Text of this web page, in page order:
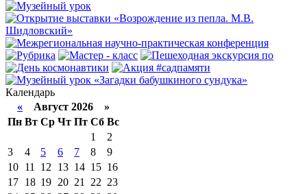
Календарь
« Август 2026 »
Пн Вт Ср Чт Пт Сб Вс
1
2
3
4 5 6 7 8
9
10 11 12 13 14 15 16
17 18 19 20 21 22 23